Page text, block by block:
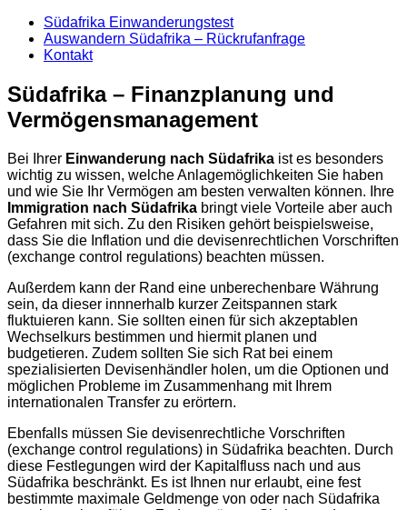
Südafrika Einwanderungstest
Auswandern Südafrika – Rückrufanfrage
Kontakt
Südafrika – Finanzplanung und
Vermögensmanagement
Bei Ihrer Einwanderung nach Südafrika ist es besonders
wichtig zu wissen, welche Anlagemöglichkeiten Sie haben
und wie Sie Ihr Vermögen am besten verwalten können. Ihre
Immigration nach Südafrika bringt viele Vorteile aber auch
Gefahren mit sich. Zu den Risiken gehört beispielsweise,
dass Sie die Inflation und die devisenrechtlichen Vorschriften
(exchange control regulations) beachten müssen.
Außerdem kann der Rand eine unberechenbare Währung
sein, da dieser innnerhalb kurzer Zeitspannen stark
fluktuieren kann. Sie sollten einen für sich akzeptablen
Wechselkurs bestimmen und hiermit planen und
budgetieren. Zudem sollten Sie sich Rat bei einem
spezialisierten Devisenhändler holen, um die Optionen und
möglichen Probleme im Zusammenhang mit Ihrem
internationalen Transfer zu erörtern.
Ebenfalls müssen Sie devisenrechtliche Vorschriften
(exchange control regulations) in Südafrika beachten. Durch
diese Festlegungen wird der Kapitalfluss nach und aus
Südafrika beschränkt. Es ist Ihnen nur erlaubt, eine fest
bestimmte maximale Geldmenge von oder nach Südafrika